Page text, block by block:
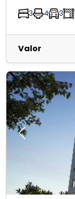
3 4 3
Valor
Previous